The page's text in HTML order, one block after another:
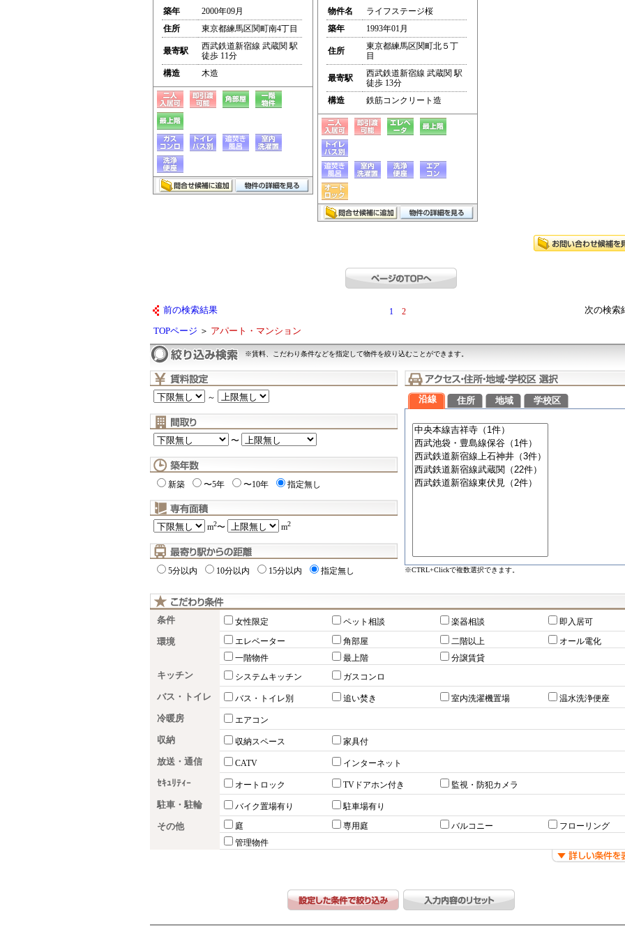
築年
2000年09月
住所
東京都練馬区関町南4丁目
最寄駅
西武鉄道新宿線 武蔵関 駅
徒歩 11分
構造
木造
物件名
ライフステージ桜
築年
1993年01月
住所
東京都練馬区関町北５丁
目
最寄駅
西武鉄道新宿線 武蔵関 駅
徒歩 13分
構造
鉄筋コンクリート造
前の検索結果 1 2 次の検
TOPページ ＞ アパート・マンション
※賃料、こだわり条件などを指定して物件を絞り込むことができます。
～
〜
新築 〜5年 〜10年 指定無し
m2〜 m2
5分以内 10分以内 15分以内 指定無し
沿線 住所 地域 学校区
※CTRL+Clickで複数選択できます。
条件 女性限定 ペット相談 楽器相談 即入居可
環境 エレベーター 角部屋 二階以上
オール電化
一階物件
最上階 分譲賃貸
キッチン システムキッチン ガスコンロ
バス・トイレ バス・トイレ別 追い焚き 室内洗濯機置場 温水洗浄便座
冷暖房 エアコン
収納 収納スペース 家具付
放送・通信 CATV インターネット
ｾｷｭﾘﾃｨｰ オートロック TVドアホン付き 監視・防犯カメラ
駐車・駐輪 バイク置場有り 駐車場有り
その他 庭 専用庭 バルコニー
フローリング
管理物件